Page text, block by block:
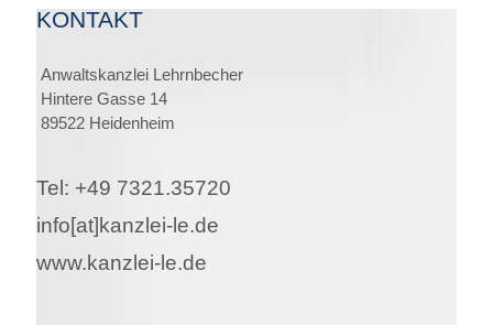
KONTAKT
Anwaltskanzlei Lehrnbecher
Hintere Gasse 14
89522 Heidenheim
Tel: +49 7321.35720
info[at]kanzlei-le.de
www.kanzlei-le.de